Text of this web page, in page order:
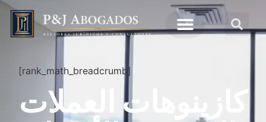
[rank_math_breadcrumb]
كازينوهات العملات